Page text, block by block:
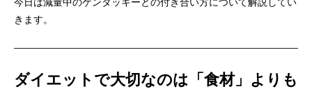
きます。
ダイエットで大切なのは「食材」よりも